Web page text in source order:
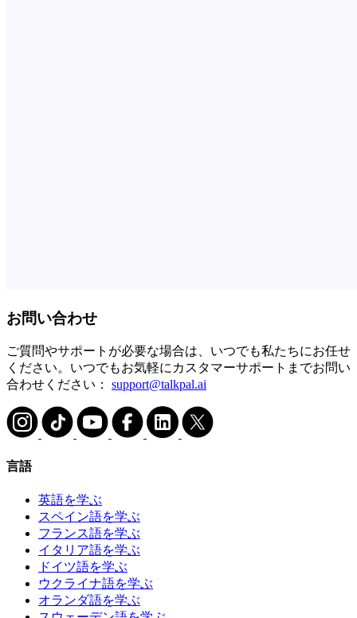
お問い合わせ
ご質問やサポートが必要な場合は、いつでも私たちにお任せ
ください。いつでもお気軽にカスタマーサポートまでお問い
合わせください： support@talkpal.ai
言語
英語を学ぶ
スペイン語を学ぶ
フランス語を学ぶ
イタリア語を学ぶ
ドイツ語を学ぶ
ウクライナ語を学ぶ
オランダ語を学ぶ